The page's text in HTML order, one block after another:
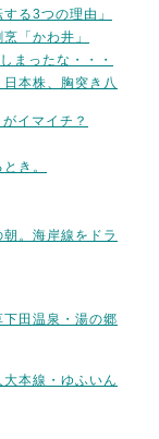
る3つの理由」
「かわ井」
まったな・・・
日本株、胸突き八
イマイチ？
き。
。海岸線をドラ
田温泉・湯の郷
本線・ゆふいん